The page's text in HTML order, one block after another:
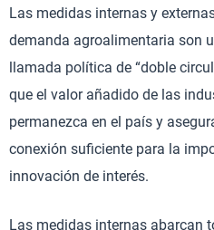
Las medidas internas y
demanda agroalimentaria son
llamada política de “doble
que el valor añadido de las
permanezca en el país y
conexión suficiente para la
innovación de interés.
Las medidas internas abarcan